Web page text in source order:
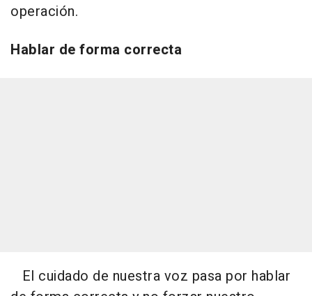
operación.
Hablar de forma correcta
El cuidado de nuestra voz pasa por hablar